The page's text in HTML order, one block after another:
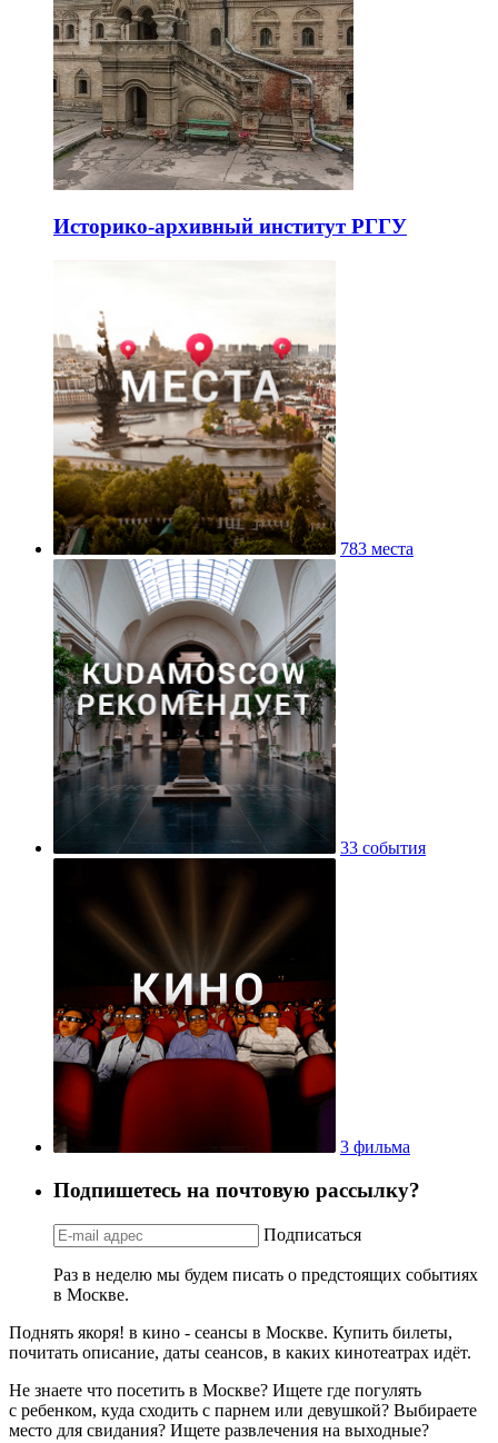
Историко-архивный институт РГГУ
783 места
33 события
3 фильма
Подпишетесь на почтовую рассылку?
Подписаться
Раз в неделю мы будем писать о предстоящих событиях
в Москве.
Поднять якоря! в кино - сеансы в Москве. Купить билеты,
почитать описание, даты сеансов, в каких кинотеатрах идёт.
Не знаете что посетить в Москве? Ищете где погулять
с ребенком, куда сходить с парнем или девушкой? Выбираете
место для свидания? Ищете развлечения на выходные?